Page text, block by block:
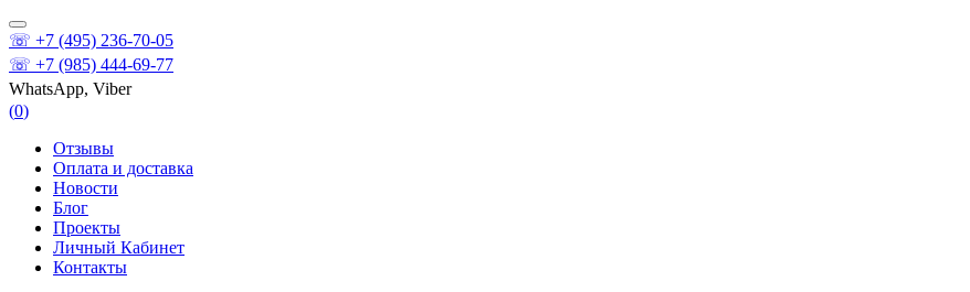
☏ +7 (495) 236-70-05
☏ +7 (985) 444-69-77
WhatsApp, Viber
(0)
Отзывы
Оплата и доставка
Новости
Блог
Проекты
Личный Кабинет
Контакты